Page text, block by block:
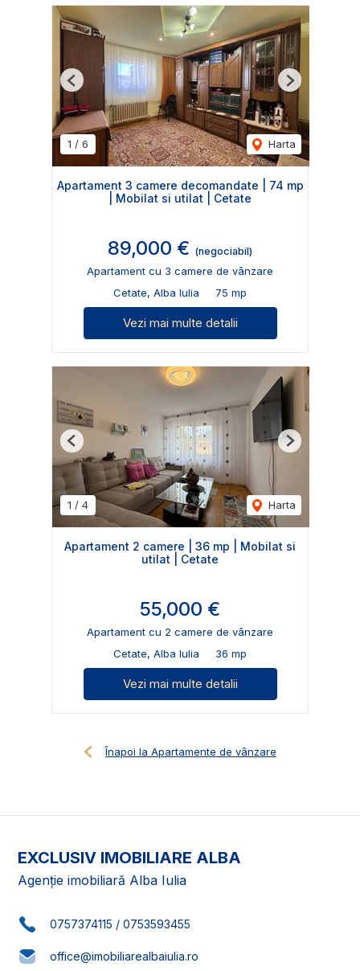
1 / 6 Harta
Previous Next
Apartament 3 camere decomandate | 74 mp
| Mobilat si utilat | Cetate
89,000 € (negociabil)
Apartament cu 3 camere de vânzare
Cetate, Alba Iulia
75 mp
Vezi mai multe detalii
1 / 4 Harta
Previous Next
Apartament 2 camere | 36 mp | Mobilat si
utilat | Cetate
55,000 €
Apartament cu 2 camere de vânzare
Cetate, Alba Iulia
36 mp
Vezi mai multe detalii
Înapoi la Apartamente de vânzare
EXCLUSIV IMOBILIARE ALBA
Agenție imobiliară Alba Iulia
0757374115 / 0753593455
office@imobiliarealbaiulia.ro